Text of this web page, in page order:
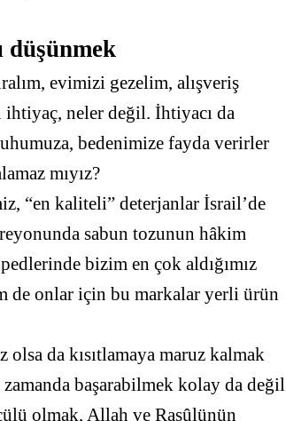
düşünmek
evimizi gezelim, alışveriş
neler değil. İhtiyacı da
bedenimize fayda verirler
mıyız?
“en kaliteli” deterjanlar İsrail’de
sabun tozunun hâkim
bizim en çok aldığımız
de onlar için bu markalar yerli ürün
olsa da kısıtlamaya maruz kalmak
başarabilmek kolay da değil
olmak, Allah ve Rasûlünün